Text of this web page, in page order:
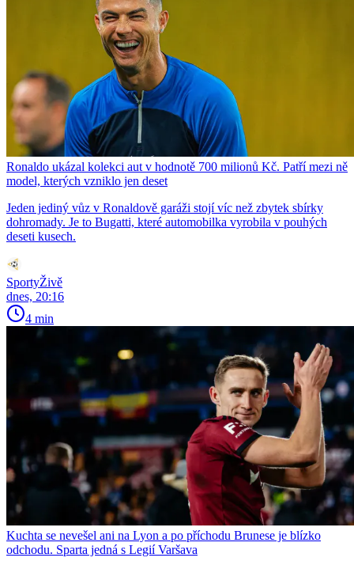
Ronaldo ukázal kolekci aut v hodnotě 700 milionů Kč. Patří mezi ně
model, kterých vzniklo jen deset
Jeden jediný vůz v Ronaldově garáži stojí víc než zbytek sbírky
dohromady. Je to Bugatti, které automobilka vyrobila v pouhých
deseti kusech.
SportyŽivě
dnes, 20:16
4 min
Kuchta se nevešel ani na Lyon a po příchodu Brunese je blízko
odchodu. Sparta jedná s Legií Varšava